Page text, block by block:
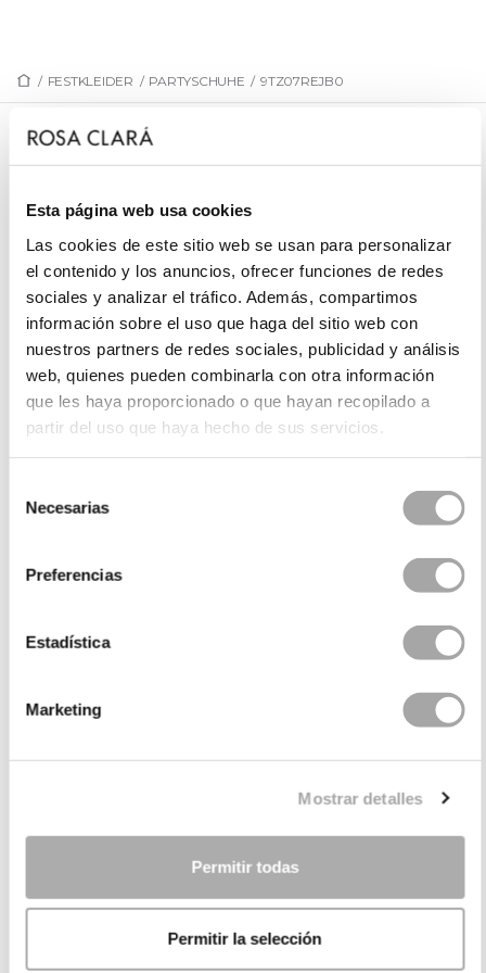
Esta página web usa cookies
Las cookies de este sitio web se usan para personalizar
el contenido y los anuncios, ofrecer funciones de redes
sociales y analizar el tráfico. Además, compartimos
información sobre el uso que haga del sitio web con
nuestros partners de redes sociales, publicidad y análisis
web, quienes pueden combinarla con otra información
que les haya proporcionado o que hayan recopilado a
partir del uso que haya hecho de sus servicios.
Necesarias
Preferencias
Estadística
Marketing
Mostrar detalles
Permitir todas
Permitir la selección
/ FESTKLEIDER / PARTYSCHUHE / 9TZ07REJB0
9TZ07REJB0
TERMIN VEREINBAREN
VERKAUFSSTELLEN